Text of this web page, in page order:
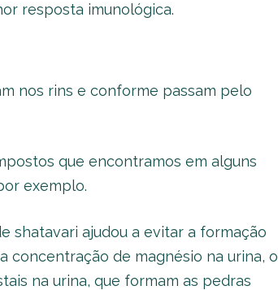
resposta imunológica.
nos rins e conforme passam pelo
que encontramos em alguns
exemplo.
shatavari ajudou a evitar a formação
concentração de magnésio na urina, o
na urina, que formam as pedras